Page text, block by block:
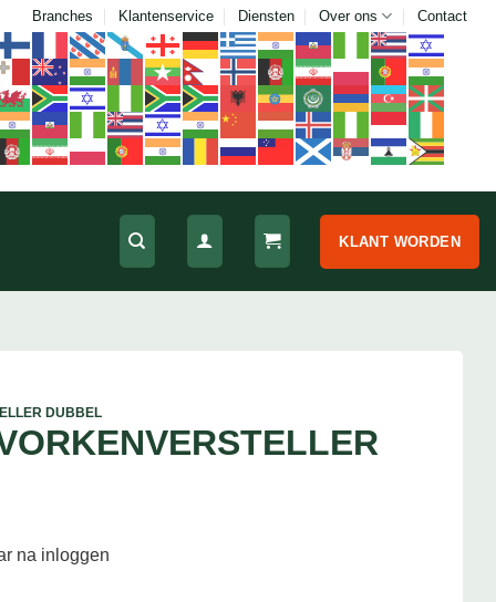
Branches Klantenservice Diensten Over ons Contact
KLANT WORDEN
DUBBEL
na inloggen